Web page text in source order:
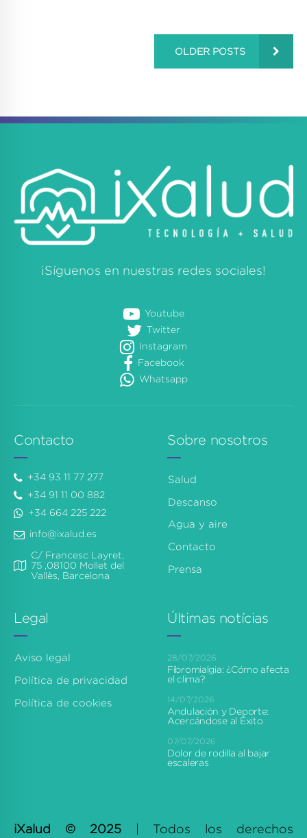
OLDER POSTS
¡Síguenos en nuestras redes sociales!
Youtube
Twitter
Instagram
Facebook
Whatsapp
Contacto
+34 93 11 77 277
+34 91 11 00 882
+34 664 225 222
info@ixalud.es
C/ Francesc Layret,
75 ,08100 Mollet del
Vallès, Barcelona
Sobre nosotros
Salud
Descanso
Agua y aire
Contacto
Prensa
Legal
Aviso legal
Política de privacidad
Política de cookies
Últimas notícias
28/07/2026
Fibromialgia: ¿Cómo afecta
el clima?
14/07/2026
Andulación y Deporte:
Acercándose al Éxito
07/07/2026
Dolor de rodilla al bajar
escaleras
iXalud © 2025 | Todos los derechos